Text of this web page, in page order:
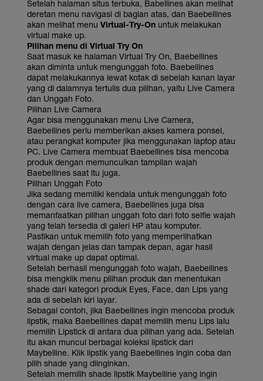
Setelah halaman situs terbuka, Babellines akan melihat
deretan menu navigasi di bagian atas, dan Baebellines
akan melihat menu Virtual-Try-On untuk melakukan
virtual make up.
Pilihan menu di Virtual Try On
Saat masuk ke halaman Virtual Try On, Baebellines
akan diminta untuk mengunggah foto. Baebellines
dapat melakukannya lewat kotak di sebelah kanan layar
yang di dalamnya tertulis dua pilihan, yaitu Live Camera
dan Unggah Foto.
Pilihan Live Camera
Agar bisa menggunakan menu Live Camera,
Baebellines perlu memberikan akses kamera ponsel,
atau perangkat komputer jika menggunakan laptop atau
PC. Live Camera membuat Baebellines bisa mencoba
produk dengan memunculkan tampilan wajah
Baebellines saat itu juga.
Pilihan Unggah Foto
Jika sedang memiliki kendala untuk mengunggah foto
dengan cara live camera, Baebellines juga bisa
memanfaatkan pilihan unggah foto dari foto selfie wajah
yang telah tersedia di galeri HP atau komputer.
Pastikan untuk memilih foto yang memperlihatkan
wajah dengan jelas dan tampak depan, agar hasil
virtual make up dapat optimal.
Setelah berhasil mengunggah foto wajah, Baebellines
bisa mengklik menu pilihan produk dan menentukan
shade dari kategori produk Eyes, Face, dan Lips yang
ada di sebelah kiri layar.
Sebagai contoh, jika Baebellines ingin mencoba produk
lipstik, maka Baebellines dapat memilih menu Lips lalu
memilih Lipstick di antara dua pilihan yang ada. Setelah
itu akan muncul berbagai koleksi lipstick dari
Maybelline. Klik lipstik yang Baebellines ingin coba dan
pilih shade yang diinginkan.
Setelah memilih shade lipstik Maybelline yang ingin